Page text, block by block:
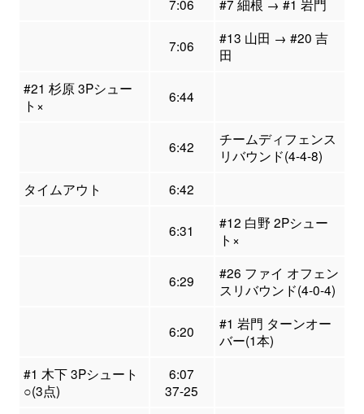
7:06 #7 細根 → #1 岩門
7:06
#13 山田 → #20 吉
田
#21 杉原 3Pシュー
ト×
6:44
6:42
チームディフェンス
リバウンド(4-4-8)
タイムアウト
6:42
6:31
#12 白野 2Pシュー
ト×
6:29
#26 ファイ オフェン
スリバウンド(4-0-4)
6:20
#1 岩門 ターンオー
バー(1本)
#1 木下 3Pシュート
○(3点)
6:07
37-25